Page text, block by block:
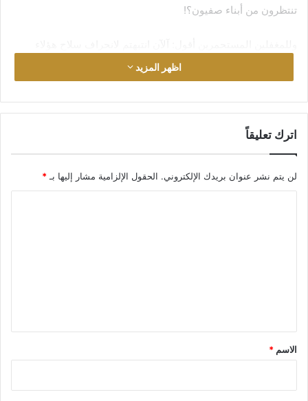
تنتظرون من أبناء صفيون؟!
الثعالب الماكرة، وتسمونهم (مقاومة)؟!!!
خرق عمائم إيران؟
اظهر المزيد
اترك تعليقاً
لن يتم نشر عنوان بريدك الإلكتروني. الحقول الإلزامية مشار إليها بـ *
*
الاسم *